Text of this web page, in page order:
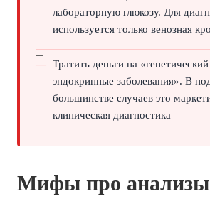
лабораторную глюкозу. Для
используется только венозная
Тратить деньги на «генетический
эндокринные заболевания». В
большинстве случаев это
клиническая диагностика
Мифы про